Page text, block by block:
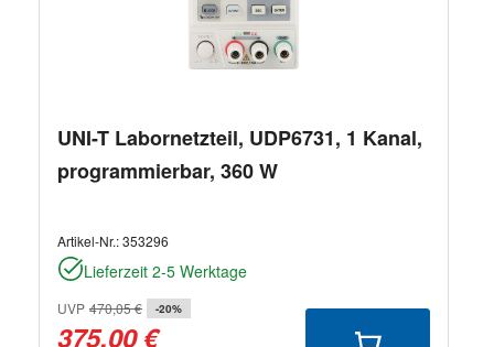
UNI-T Labornetzteil, UDP6731, 1 Kanal,
programmierbar, 360 W
Artikel-Nr.:353296
Lieferzeit 2-5 Werktage
UVP 470,05 € -20%
375,00 €